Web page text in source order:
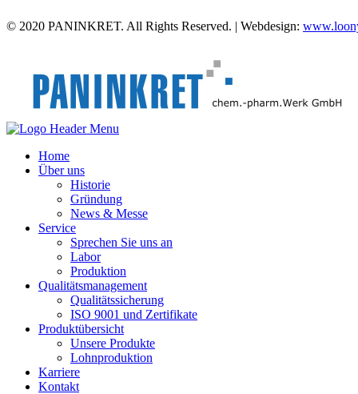
© 2020 PANINKRET. All Rights Reserved. | Webdesign:
Home
Über uns
Historie
Gründung
News & Messe
Service
Sprechen Sie uns an
Labor
Produktion
Qualitätsmanagement
Qualitätssicherung
ISO 9001 und Zertifikate
Produktübersicht
Unsere Produkte
Lohnproduktion
Karriere
Kontakt